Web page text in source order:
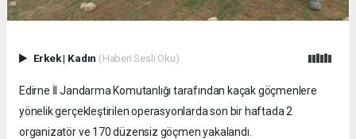
Erkek| Kadın (Haberi Sesli Oku)
Edirne İl Jandarma Komutanlığı tarafından kaçak göçmenlere
yönelik gerçekleştirilen operasyonlarda son bir haftada 2
organizatör ve 170 düzensiz göçmen yakalandı.